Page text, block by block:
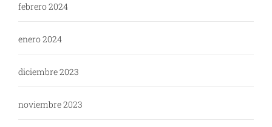
febrero 2024
enero 2024
diciembre 2023
noviembre 2023